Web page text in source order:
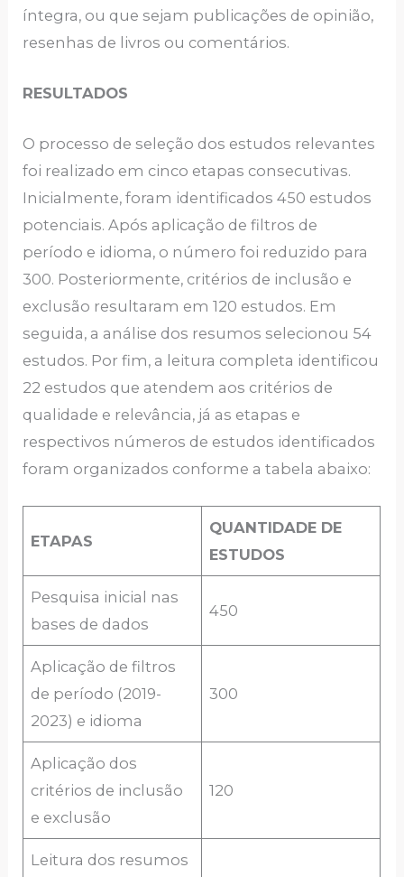
íntegra, ou que sejam publicações de opinião,
resenhas de livros ou comentários.
RESULTADOS
O processo de seleção dos estudos relevantes
foi realizado em cinco etapas consecutivas.
Inicialmente, foram identificados 450 estudos
potenciais. Após aplicação de filtros de
período e idioma, o número foi reduzido para
300. Posteriormente, critérios de inclusão e
exclusão resultaram em 120 estudos. Em
seguida, a análise dos resumos selecionou 54
estudos. Por fim, a leitura completa identificou
22 estudos que atendem aos critérios de
qualidade e relevância, já as etapas e
respectivos números de estudos identificados
foram organizados conforme a tabela abaixo:
ETAPAS
QUANTIDADE DE
ESTUDOS
Pesquisa inicial nas
bases de dados
450
Aplicação de filtros
de período (2019-
2023) e idioma
300
Aplicação dos
critérios de inclusão
e exclusão
120
Leitura dos resumos